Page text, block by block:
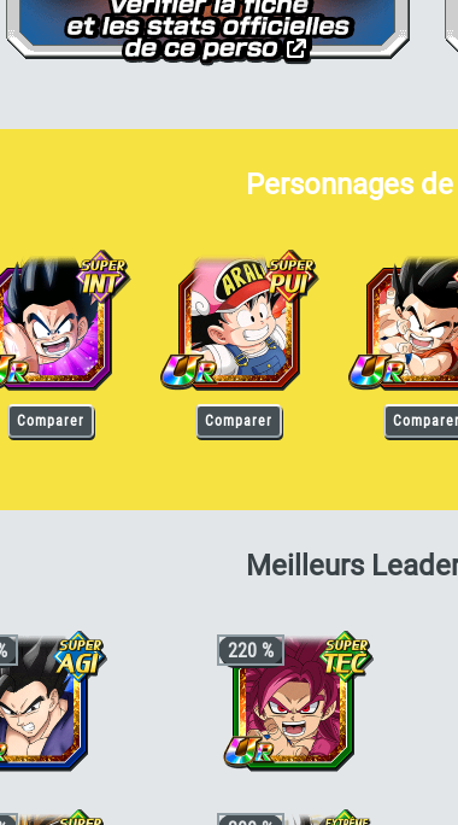
Personnages
Comparer Comparer Comparer
Meilleurs
& +170% ATT/DEF
220 %
+3 ki, +200% HP & +170% ATT/DEF